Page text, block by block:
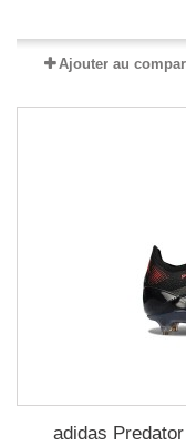
Ajouter au
adidas